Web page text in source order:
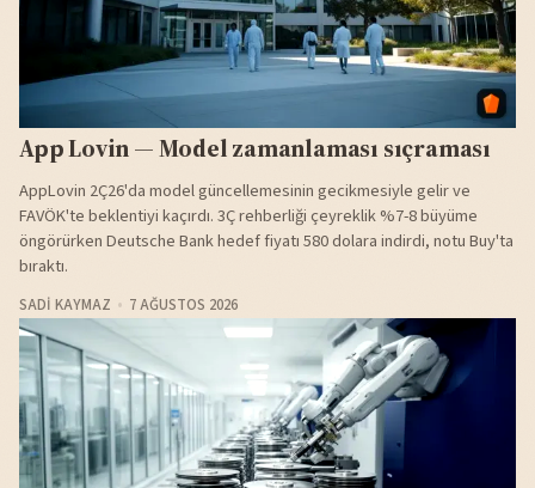
App Lovin — Model zamanlaması sıçraması
AppLovin 2Ç26'da model güncellemesinin gecikmesiyle gelir ve
FAVÖK'te beklentiyi kaçırdı. 3Ç rehberliği çeyreklik %7-8 büyüme
öngörürken Deutsche Bank hedef fiyatı 580 dolara indirdi, notu Buy'ta
bıraktı.
SADI KAYMAZ 7 AĞUSTOS 2026